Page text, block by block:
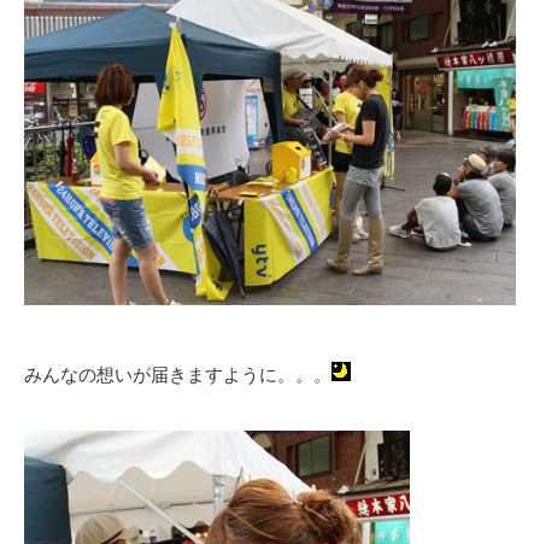
みんなの想いが届きますように。。。